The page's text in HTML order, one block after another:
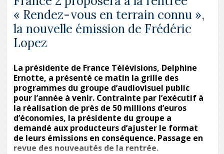
« Rendez-vous en terrain connu »,
la nouvelle émission de Frédéric
Lopez
La présidente de France Télévisions, Delphine
Ernotte, a présenté ce matin la grille des
programmes du groupe d’audiovisuel public
pour l’année à venir. Contrainte par l’exécutif à
la réalisation de près de 50 millions d’euros
d’économies, la présidente du groupe a
demandé aux producteurs d’ajuster le format
de leurs émissions en conséquence. Passage en
revue des nouveautés de la rentrée.